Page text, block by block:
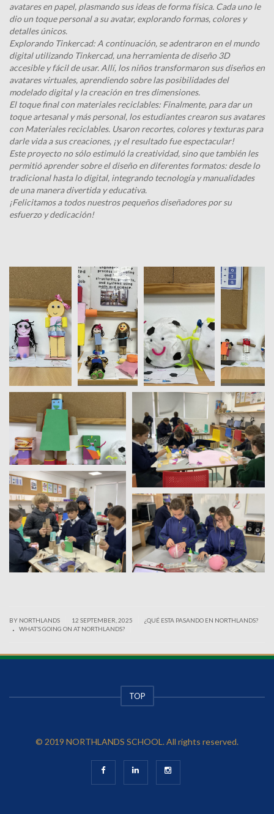
avatares en papel, plasmando sus ideas de forma física. Cada uno le
dio un toque personal a su avatar, explorando formas, colores y
detalles únicos.
Explorando Tinkercad: A continuación, se adentraron en el mundo
digital utilizando Tinkercad, una herramienta de diseño 3D
accesible y fácil de usar. Allí, los niños transformaron sus diseños en
avatares virtuales, aprendiendo sobre las posibilidades del
modelado digital y la creación en tres dimensiones.
El toque final con materiales reciclables: Finalmente, para dar un
toque artesanal y más personal, los estudiantes crearon sus avatares
con Materiales reciclables. Usaron recortes, colores y texturas para
darle vida a sus creaciones, ¡y el resultado fue espectacular!
Este proyecto no sólo estimuló la creatividad, sino que también les
permitió aprender sobre el diseño en diferentes formatos: desde lo
tradicional hasta lo digital, integrando tecnología y manualidades
de una manera divertida y educativa.
¡Felicitamos a todos nuestros pequeños diseñadores por su
esfuerzo y dedicación!
BY NORTHLANDS 12 SEPTEMBER, 2025 ¿QUÉ ESTA PASANDO EN NORTHLANDS?
. WHAT’S GOING ON AT NORTHLANDS?
TOP
© 2019 NORTHLANDS SCHOOL. All rights reserved.